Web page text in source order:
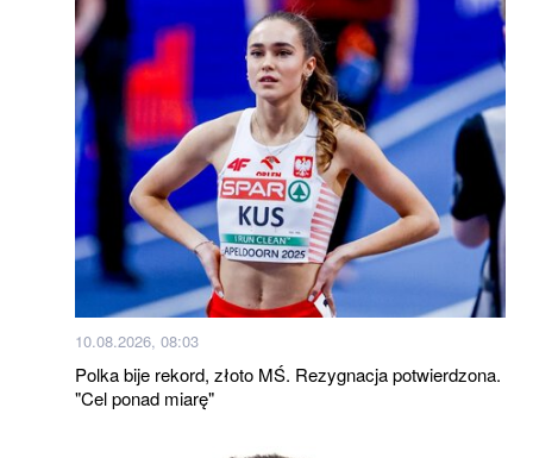
10.08.2026, 08:03
Polka bije rekord, złoto MŚ. Rezygnacja potwierdzona.
"Cel ponad miarę"